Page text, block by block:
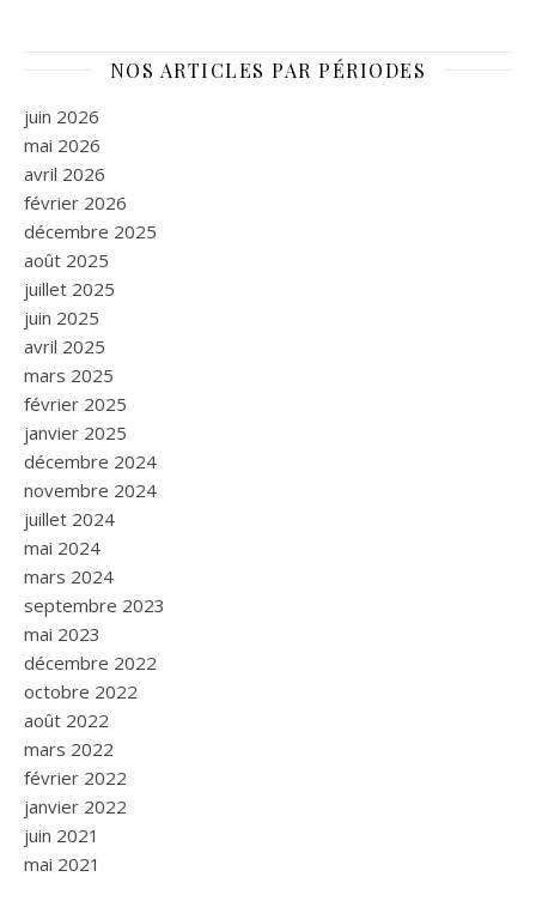
NOS ARTICLES PAR PÉRIODES
juin 2026
mai 2026
avril 2026
février 2026
décembre 2025
août 2025
juillet 2025
juin 2025
avril 2025
mars 2025
février 2025
janvier 2025
décembre 2024
novembre 2024
juillet 2024
mai 2024
mars 2024
septembre 2023
mai 2023
décembre 2022
octobre 2022
août 2022
mars 2022
février 2022
janvier 2022
juin 2021
mai 2021